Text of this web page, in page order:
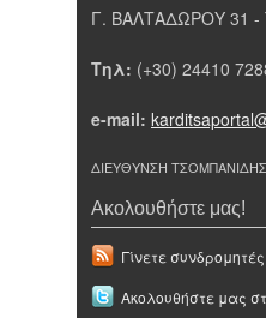
Γ. ΒΑΛΤΑΔΩΡΟΥ 31 -
Τηλ: (+30) 24410
e-mail:
ΔΙΕΥΘΥΝΣΗ
Ακολουθήστε μας!
Γίνετε
Ακολουθήστε μας